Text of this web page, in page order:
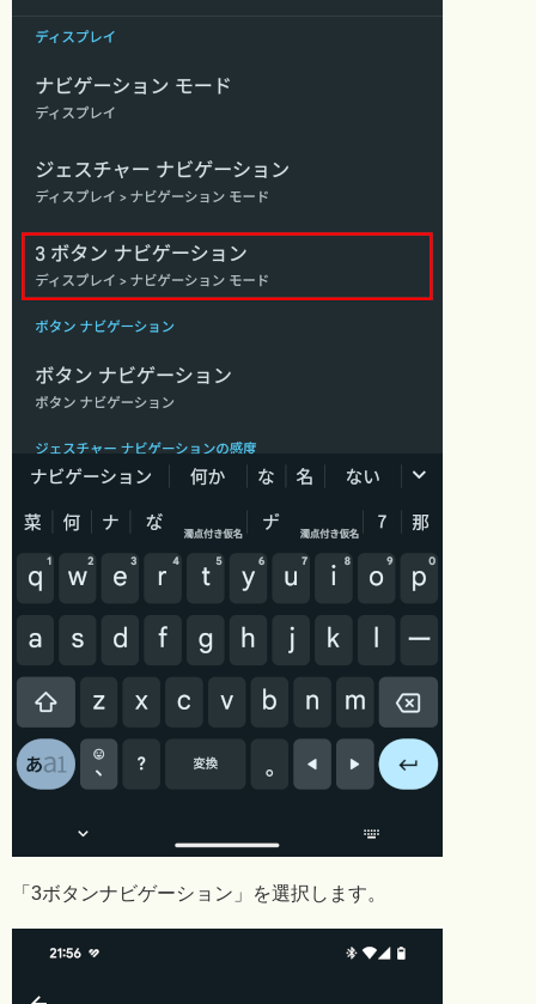
「3ボタンナビゲーション」を選択します。